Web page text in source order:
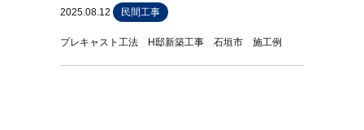
2025.08.12 民間工事
プレキャスト工法 H邸新築工事 石垣市 施工例